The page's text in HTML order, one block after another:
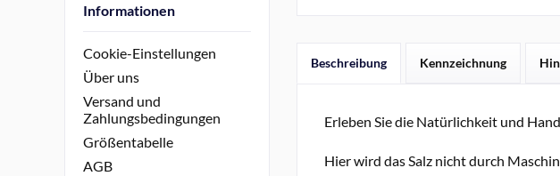
Informationen
Cookie-Einstellungen
Über uns
Versand und
Zahlungsbedingungen
Größentabelle
AGB
Beschreibung Kennzeichnung
Erleben Sie die Natürlichkeit und
Hier wird das Salz nicht durch